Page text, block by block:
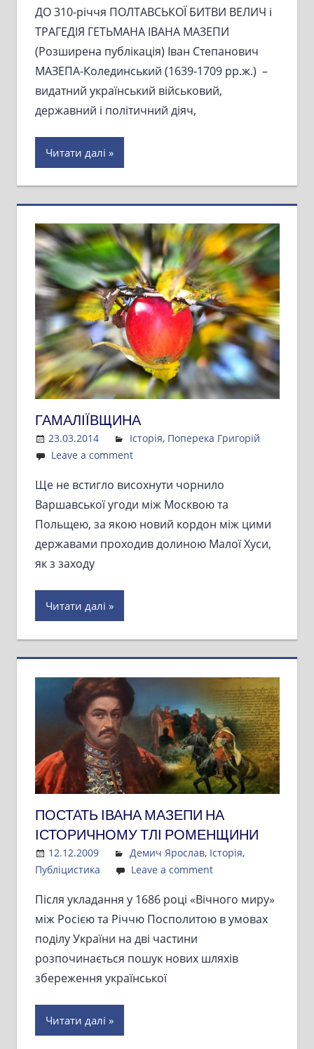
ДО 310-річчя ПОЛТАВСЬКОЇ БИТВИ ВЕЛИЧ і
ТРАГЕДІЯ ГЕТЬМАНА ІВАНА МАЗЕПИ
(Розширена публікація) Іван Степанович
МАЗЕПА-Колединський (1639-1709 рр.ж.) –
видатний український військовий,
державний і політичний діяч,
Читати далі
ГАМАЛІЇВЩИНА
23.03.2014 Admin
Історія, Поперека Григорій
Leave a comment
Ще не встигло висохнути чорнило
Варшавської угоди між Москвою та
Польщею, за якою новий кордон між цими
державами проходив долиною Малої Хуси,
як з заходу
Читати далі
ПОСТАТЬ ІВАНА МАЗЕПИ НА
ІСТОРИЧНОМУ ТЛІ РОМЕНЩИНИ
12.12.2009 Admin
Демич Ярослав, Історія,
Публіцистика
Leave a comment
Після укладання у 1686 році «Вічного миру»
між Росією та Річчю Посполитою в умовах
поділу України на дві частини
розпочинається пошук нових шляхів
збереження української
Читати далі